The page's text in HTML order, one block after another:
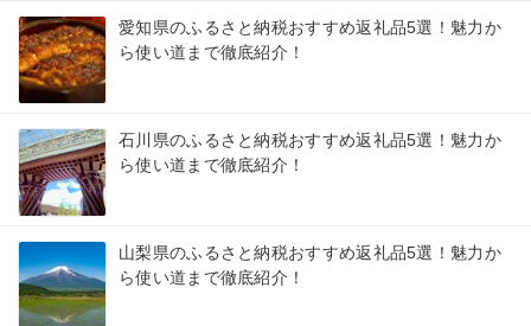
愛知県のふるさと納税おすすめ返礼品5選！魅力か
ら使い道まで徹底紹介！
石川県のふるさと納税おすすめ返礼品5選！魅力か
ら使い道まで徹底紹介！
山梨県のふるさと納税おすすめ返礼品5選！魅力か
ら使い道まで徹底紹介！